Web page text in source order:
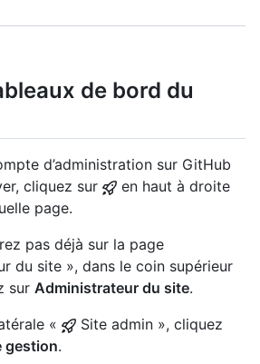
de bord du
d’administration sur GitHub
cliquez sur
en haut à droite
page.
pas déjà sur la page
du site », dans le coin supérieur
sur Administrateur du site.
«
Site admin », cliquez
gestion.